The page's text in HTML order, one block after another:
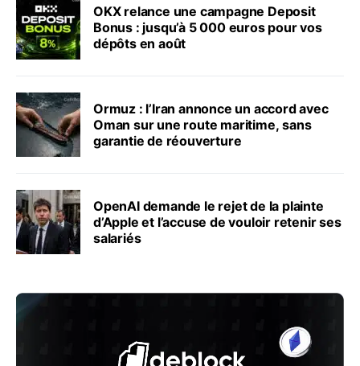
OKX relance une campagne Deposit
Bonus : jusqu’à 5 000 euros pour vos
dépôts en août
Ormuz : l’Iran annonce un accord avec
Oman sur une route maritime, sans
garantie de réouverture
OpenAI demande le rejet de la plainte
d’Apple et l’accuse de vouloir retenir ses
salariés